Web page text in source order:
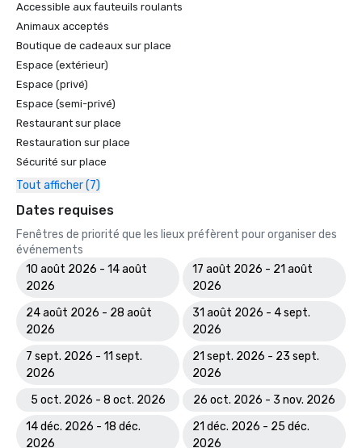
Accessible aux fauteuils roulants
Animaux acceptés
Boutique de cadeaux sur place
Espace (extérieur)
Espace (privé)
Espace (semi-privé)
Restaurant sur place
Restauration sur place
Sécurité sur place
Tout afficher (7)
Dates requises
Fenêtres de priorité que les lieux préfèrent pour organiser des
événements
10 août 2026 - 14 août
2026
17 août 2026 - 21 août
2026
24 août 2026 - 28 août
2026
31 août 2026 - 4 sept.
2026
7 sept. 2026 - 11 sept.
2026
21 sept. 2026 - 23 sept.
2026
5 oct. 2026 - 8 oct. 2026
26 oct. 2026 - 3 nov. 2026
14 déc. 2026 - 18 déc.
2026
21 déc. 2026 - 25 déc.
2026